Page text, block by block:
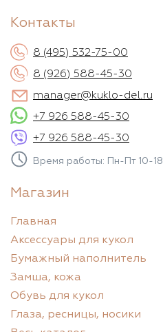
Контакты
8 (495) 532-75-00
8 (926) 588-45-30
manager@kuklo-del.ru
+7 926 588-45-30
+7 926 588-45-30
Время работы: Пн-Пт 10-18
Магазин
Главная
Аксессуары для кукол
Бумажный наполнитель
Замша, кожа
Обувь для кукол
Глаза, ресницы, носики